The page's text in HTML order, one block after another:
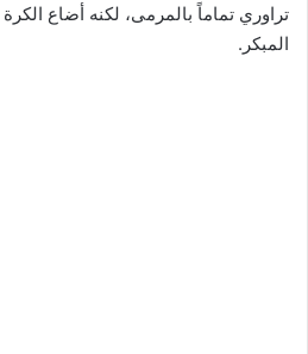
تراوري تماماً بالمرمى، لكنه أضاع
المبكر.